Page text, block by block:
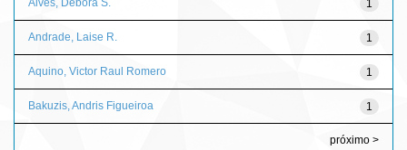
1
1
Andrade, Laise R.
1
Aquino, Victor Raul Romero
1
Bakuzis, Andris Figueiroa
próximo >